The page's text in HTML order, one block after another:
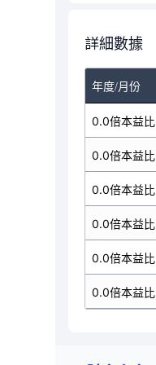
詳細數據
年度/月份
0.0倍本益比
0.0倍本益比
0.0倍本益比
0.0倍本益比
0.0倍本益比
0.0倍本益比